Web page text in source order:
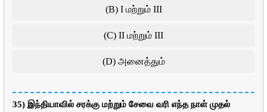
(B) I மற்றும் III
(C) II மற்றும் III
(D) அனைத்தும்
35) இந்தியாவில் சரக்கு மற்றும் சேவை வரி எந்த நாள் முதல்